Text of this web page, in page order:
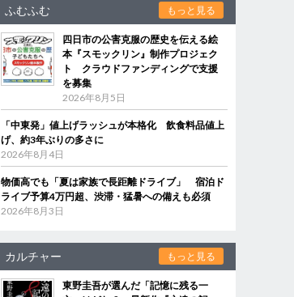
ふむふむ もっと見る
四日市の公害克服の歴史を伝える絵
本『スモックリン』制作プロジェク
ト クラウドファンディングで支援
を募集
2026年8月5日
「中東発」値上げラッシュが本格化 飲食料品値上
げ、約3年ぶりの多さに
2026年8月4日
物価高でも「夏は家族で長距離ドライブ」 宿泊ド
ライブ予算4万円超、渋滞・猛暑への備えも必須
2026年8月3日
カルチャー もっと見る
東野圭吾が選んだ「記憶に残る一